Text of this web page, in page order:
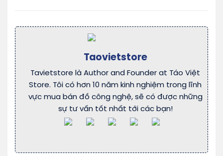
Taovietstore
Tavietstore là Author and Founder at Táo Việt
Store. Tôi có hơn 10 năm kinh nghiệm trong lĩnh
vực mua bán đồ công nghệ, sẽ có được những
sự tư vấn tốt nhất tới các bạn!